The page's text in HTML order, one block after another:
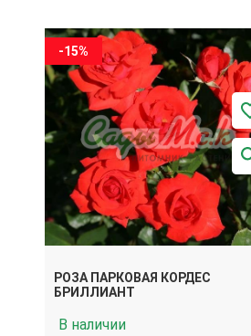
-15%
РОЗА ПАРКОВАЯ КОРДЕС
БРИЛЛИАНТ
В наличии